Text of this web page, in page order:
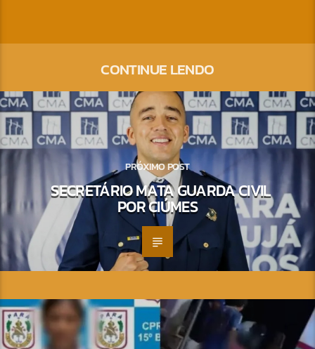
CONTINUE LENDO
PRÓXIMO POST
SECRETÁRIO MATA GUARDA CIVIL
POR CIÚMES